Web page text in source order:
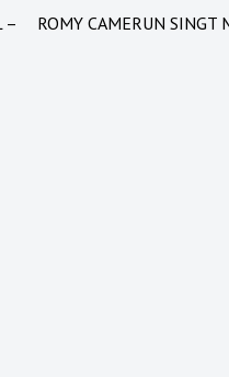
–
ROMY CAMERUN SINGT